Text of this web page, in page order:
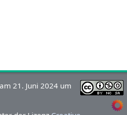
21. Juni 2024 um